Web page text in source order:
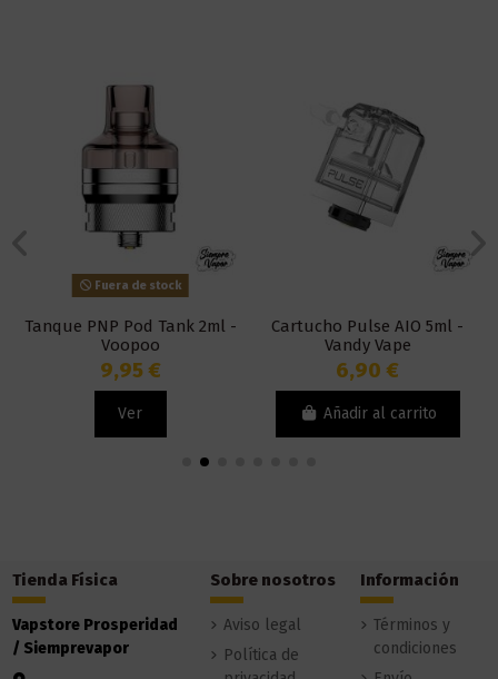
Fuera de stock
Tanque PNP Pod Tank 2ml -
Voopoo
9,95 €
Ver
Cartucho Pulse AIO 5ml -
Vandy Vape
6,90 €
Añadir al carrito
Tienda Física
Vapstore Prosperidad
/ Siemprevapor
Sobre nosotros
Aviso legal
Política de
Información
Términos y
condiciones